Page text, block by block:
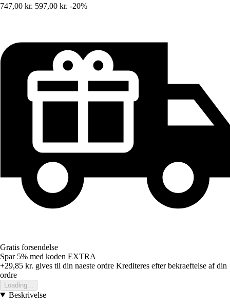
747,00 kr. 597,00 kr. -20%
Gratis forsendelse
Spar 5% med koden EXTRA
+29,85 kr. gives til din naeste ordre Krediteres efter bekraeftelse af din
ordre
Loading...
Beskrivelse